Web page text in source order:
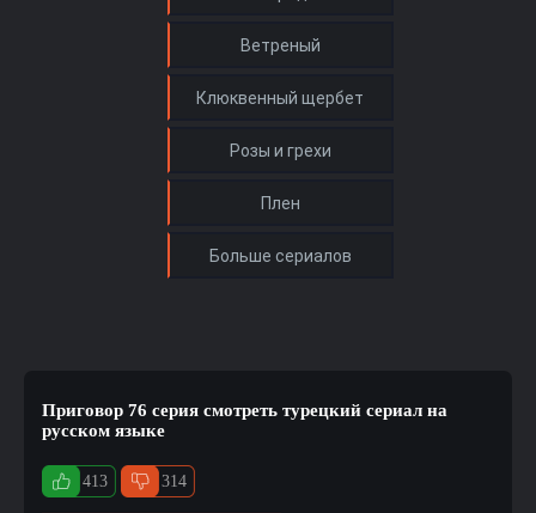
Приговор 76 серия смотреть турецкий сериал на
русском языке
413 314